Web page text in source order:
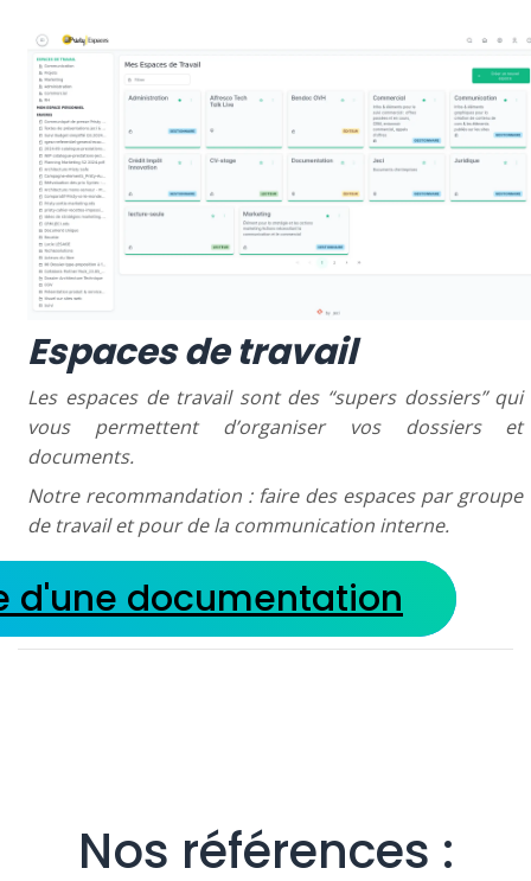
Espaces de travail
Les espaces de travail sont des “supers dossiers” qui
vous permettent d’organiser vos dossiers et
documents.
Notre recommandation : faire des espaces par groupe
de travail et pour de la communication interne.
d'une documentation
Nos références :